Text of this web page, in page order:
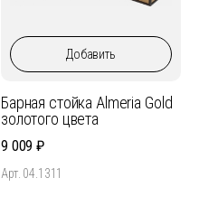
Добавить
Барная стойка Almeria Gold
золотого цвета
9 009
Арт. 04.1311